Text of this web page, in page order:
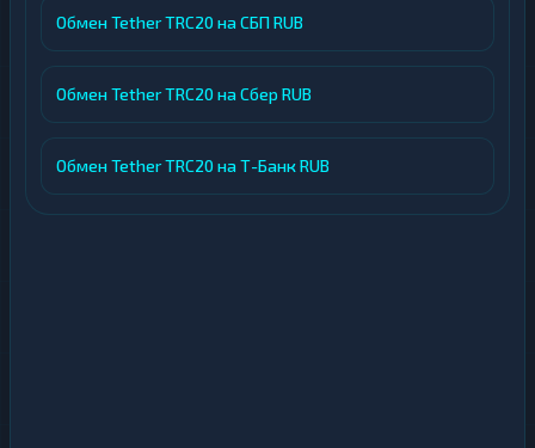
Обмен Tether TRC20 на СБП RUB
Обмен Tether TRC20 на Сбер RUB
Обмен Tether TRC20 на Т-Банк RUB